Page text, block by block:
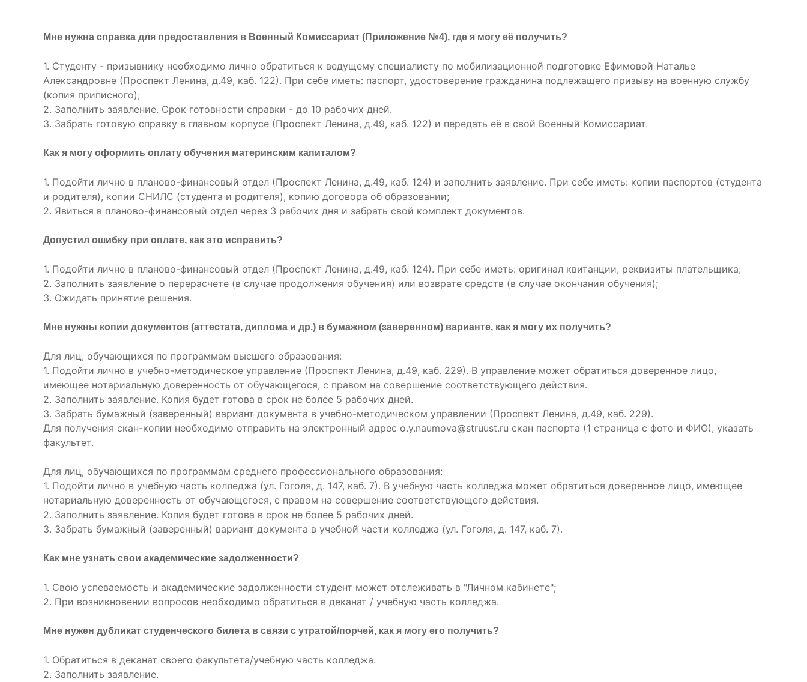
Мне нужна справка для предоставления в Военный Комиссариат (Приложение №4), где я могу её получить?
1. Студенту - призывнику необходимо лично обратиться к ведущему специалисту по мобилизационной подготовке Ефимовой Наталье
Александровне (Проспект Ленина, д.49, каб. 122). При себе иметь: паспорт, удостоверение гражданина подлежащего призыву на военную службу
(копия приписного);
2. Заполнить заявление. Срок готовности справки - до 10 рабочих дней.
3. Забрать готовую справку в главном корпусе (Проспект Ленина, д.49, каб. 122) и передать её в свой Военный Комиссариат.
Как я могу оформить оплату обучения материнским капиталом?
1. Подойти лично в планово-финансовый отдел (Проспект Ленина, д.49, каб. 124) и заполнить заявление. При себе иметь: копии паспортов (студента
и родителя), копии СНИЛС (студента и родителя), копию договора об образовании;
2. Явиться в планово-финансовый отдел через 3 рабочих дня и забрать свой комплект документов.
Допустил ошибку при оплате, как это исправить?
1. Подойти лично в планово-финансовый отдел (Проспект Ленина, д.49, каб. 124). При себе иметь: оригинал квитанции, реквизиты плательщика;
2. Заполнить заявление о перерасчете (в случае продолжения обучения) или возврате средств (в случае окончания обучения);
3. Ожидать принятие решения.
Мне нужны копии документов (аттестата, диплома и др.) в бумажном (заверенном) варианте, как я могу их получить?
Для лиц, обучающихся по программам высшего образования:
1. Подойти лично в учебно-методическое управление (Проспект Ленина, д.49, каб. 229). В управление может обратиться доверенное лицо,
имеющее нотариальную доверенность от обучающегося, с правом на совершение соответствующего действия.
2. Заполнить заявление. Копия будет готова в срок не более 5 рабочих дней.
3. Забрать бумажный (заверенный) вариант документа в учебно-методическом управлении (Проспект Ленина, д.49, каб. 229).
Для получения скан-копии необходимо отправить на электронный адрес o.y.naumova@struust.ru скан паспорта (1 страница с фото и ФИО), указать
факультет.
Для лиц, обучающихся по программам среднего профессионального образования:
1. Подойти лично в учебную часть колледжа (ул. Гоголя, д. 147, каб. 7). В учебную часть колледжа может обратиться доверенное лицо, имеющее
нотариальную доверенность от обучающегося, с правом на совершение соответствующего действия.
2. Заполнить заявление. Копия будет готова в срок не более 5 рабочих дней.
3. Забрать бумажный (заверенный) вариант документа в учебной части колледжа (ул. Гоголя, д. 147, каб. 7).
Как мне узнать свои академические задолженности?
1. Свою успеваемость и академические задолженности студент может отслеживать в "Личном кабинете";
2. При возникновении вопросов необходимо обратиться в деканат / учебную часть колледжа.
Мне нужен дубликат студенческого билета в связи с утратой/порчей, как я могу его получить?
1. Обратиться в деканат своего факультета/учебную часть колледжа.
2. Заполнить заявление.